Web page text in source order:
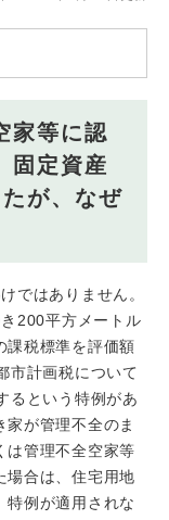
家等に認
固定資産
が、なぜ
ではありません。
200平方メートル
課税標準を評価額
市計画税について
るという特例があ
家が管理不全のま
は管理不全空家等
場合は、住宅用地
特例が適用されな